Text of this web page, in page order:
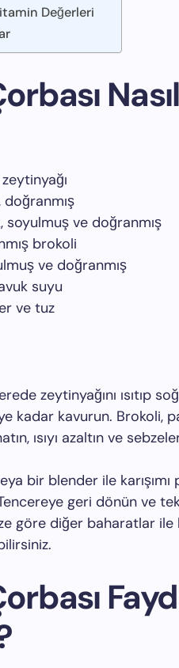
Değerleri
doğranmış
soyulmuş ve doğranmış
brokoli
ve doğranmış
suyu
ve tuz
zeytinyağını ısıtıp
kadar kavurun. Brokoli,
ısıyı azaltın ve
bir blender ile
geri dönün ve
göre diğer baharatlar